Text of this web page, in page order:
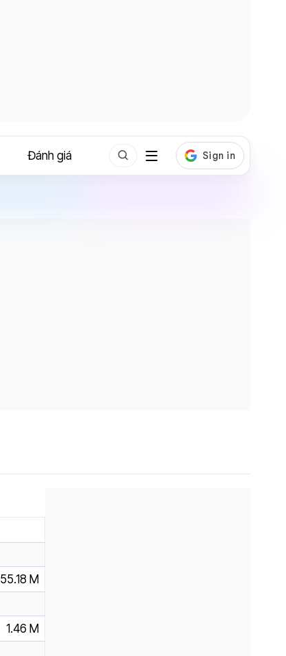
Đánh giá
M
1.46 M